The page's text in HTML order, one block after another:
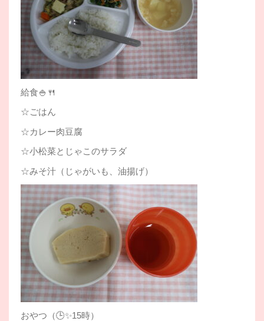
給食🍚🍴
☆ごはん
☆カレー肉豆腐
☆小松菜とじゃこのサラダ
☆みそ汁（じゃがいも、油揚げ）
おやつ（🕒✨15時）